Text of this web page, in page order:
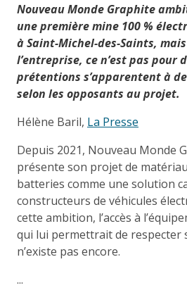
Nouveau Monde Graphite
une première mine 100 %
à Saint-Michel-des-Saints, mais
l’entreprise, ce n’est pas pour
prétentions s’apparentent à
selon les opposants au projet.
Hélène Baril, La Presse
Depuis 2021, Nouveau Monde
présente son projet de
batteries comme une solution
constructeurs de véhicules
cette ambition, l’accès à
qui lui permettrait de respecter
n’existe pas encore.
...